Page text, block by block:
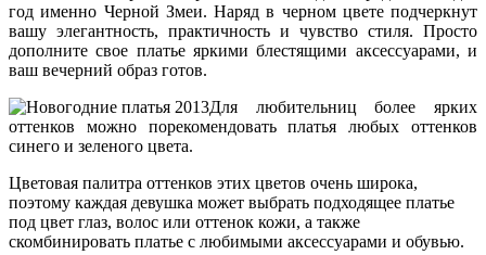
год именно Черной Змеи. Наряд в черном цвете подчеркнут
вашу элегантность, практичность и чувство стиля. Просто
дополните свое платье яркими блестящими аксессуарами, и
ваш вечерний образ готов.
Для любительниц более ярких
оттенков можно порекомендовать платья любых оттенков
синего и зеленого цвета.
Цветовая палитра оттенков этих цветов очень широка,
поэтому каждая девушка может выбрать подходящее платье
под цвет глаз, волос или оттенок кожи, а также
скомбинировать платье с любимыми аксессуарами и обувью.